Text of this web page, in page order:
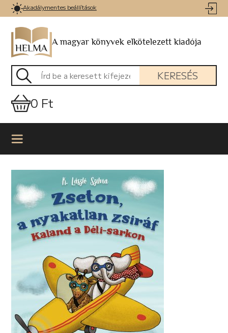
Akadálymentes beállítások
A magyar könyvek elkötelezett kiadója
KERESÉS
0 Ft